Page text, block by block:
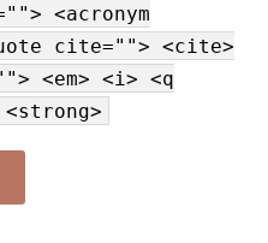
<acronym
cite=""> <cite>
<em> <i> <q